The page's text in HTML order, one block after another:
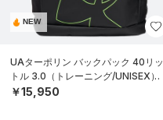
NEW
UAターポリン バックパック 40リッ
トル 3.0（トレーニング/UNISEX）
￥15,950